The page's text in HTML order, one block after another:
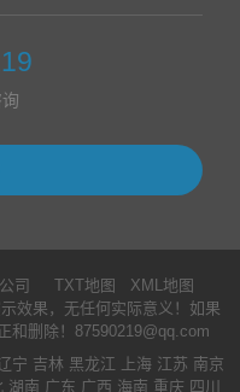
司 TXT地图
XML地图
效果，无任何实际意义！如果
和删除！87590219@qq.com
宁 吉林 黑龙江 上海 江苏 南京
湖南 广东 广西 海南 重庆 四川